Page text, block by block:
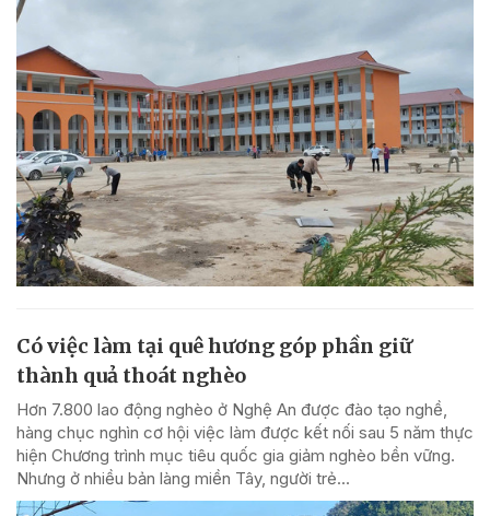
Có việc làm tại quê hương góp phần giữ
thành quả thoát nghèo
Hơn 7.800 lao động nghèo ở Nghệ An được đào tạo nghề,
hàng chục nghìn cơ hội việc làm được kết nối sau 5 năm thực
hiện Chương trình mục tiêu quốc gia giảm nghèo bền vững.
Nhưng ở nhiều bản làng miền Tây, người trẻ...